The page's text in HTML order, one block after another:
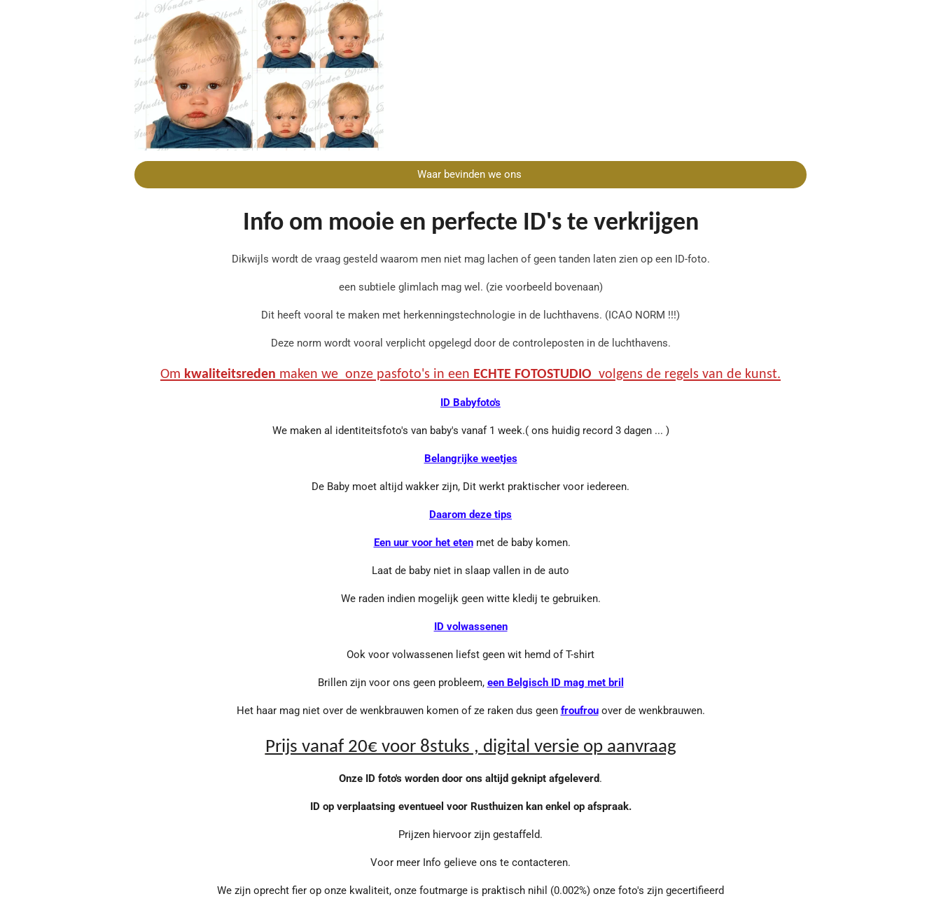
Waar bevinden we ons
Info om mooie en perfecte ID's te verkrijgen
Dikwijls wordt de vraag gesteld waarom men niet mag lachen of geen tanden laten zien op een ID-foto.
een subtiele glimlach mag wel. (zie voorbeeld bovenaan)
Dit heeft vooral te maken met herkenningstechnologie in de luchthavens. (ICAO NORM !!!)
Deze norm wordt vooral verplicht opgelegd door de controleposten in de luchthavens.
Om kwaliteitsreden maken we onze pasfoto's in een ECHTE FOTOSTUDIO volgens de regels van de kunst.
ID Babyfoto's
We maken al identiteitsfoto's van baby's vanaf 1 week.( ons huidig record 3 dagen ... )
Belangrijke weetjes
De Baby moet altijd wakker zijn, Dit werkt praktischer voor iedereen.
Daarom deze tips
Een uur voor het etenmet de baby komen.
Laat de baby niet in slaap vallen in de auto
We raden indien mogelijk geen witte kledij te gebruiken.
ID volwassenen
Ook voor volwassenen liefst geen wit hemd of T-shirt
Brillen zijn voor ons geen probleem, een Belgisch ID mag met bril
Het haar mag niet over de wenkbrauwen komen of ze raken dus geen froufrouover de wenkbrauwen.
Prijs vanaf 20€ voor 8stuks , digital versie op aanvraag
Onze ID foto's worden door ons altijd geknipt afgeleverd.
ID op verplaatsing eventueel voor Rusthuizen kan enkel op afspraak.
Prijzen hiervoor zijn gestaffeld.
Voor meer Info gelieve ons te contacteren.
We zijn oprecht fier op onze kwaliteit, onze foutmarge is praktisch nihil (0.002%) onze foto's zijn gecertifieerd